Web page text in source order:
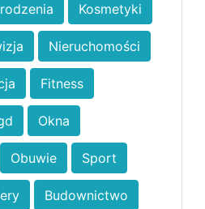
Kosmetyki
Nieruchomości
Fitness
Okna
Obuwie Sport
Budownictwo